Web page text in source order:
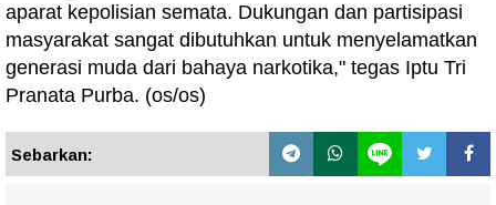
aparat kepolisian semata. Dukungan dan partisipasi
masyarakat sangat dibutuhkan untuk menyelamatkan
generasi muda dari bahaya narkotika," tegas Iptu Tri
Pranata Purba. (os/os)
Sebarkan: